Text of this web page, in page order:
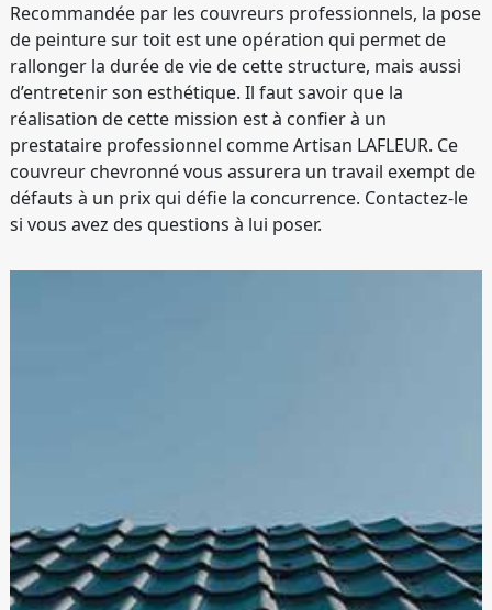
Recommandée par les couvreurs professionnels, la pose
de peinture sur toit est une opération qui permet de
rallonger la durée de vie de cette structure, mais aussi
d’entretenir son esthétique. Il faut savoir que la
réalisation de cette mission est à confier à un
prestataire professionnel comme Artisan LAFLEUR. Ce
couvreur chevronné vous assurera un travail exempt de
défauts à un prix qui défie la concurrence. Contactez-le
si vous avez des questions à lui poser.